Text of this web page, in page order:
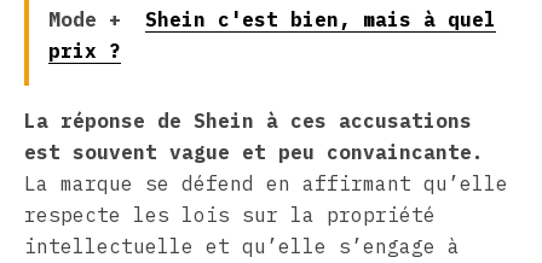
Mode +
Shein c'est bien, mais à quel
prix ?
La réponse de Shein à ces accusations
est souvent vague et peu convaincante.
La marque se défend en affirmant qu’elle
respecte les lois sur la propriété
intellectuelle et qu’elle s’engage à